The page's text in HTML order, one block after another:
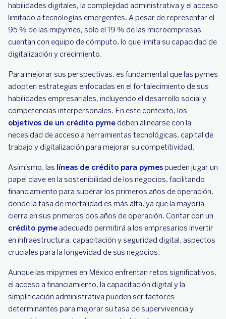
habilidades digitales, la complejidad administrativa y el acceso
limitado a tecnologías emergentes. A pesar de representar el
95 % de las mipymes, solo el 19 % de las microempresas
cuentan con equipo de cómputo, lo que limita su capacidad de
digitalización y crecimiento.
Para mejorar sus perspectivas, es fundamental que las pymes
adopten estrategias enfocadas en el fortalecimiento de sus
habilidades empresariales, incluyendo el desarrollo social y
competencias interpersonales. En este contexto, los
objetivos de un crédito pyme deben alinearse con la
necesidad de acceso a herramientas tecnológicas, capital de
trabajo y digitalización para mejorar su competitividad.
Asimismo, las líneas de crédito para pymespueden jugar un
papel clave en la sostenibilidad de los negocios, facilitando
financiamiento para superar los primeros años de operación,
donde la tasa de mortalidad es más alta, ya que la mayoría
cierra en sus primeros dos años de operación. Contar con un
crédito pyme adecuado permitirá a los empresarios invertir
en infraestructura, capacitación y seguridad digital, aspectos
cruciales para la longevidad de sus negocios.
Aunque las mipymes en México enfrentan retos significativos,
el acceso a financiamiento, la capacitación digital y la
simplificación administrativa pueden ser factores
determinantes para mejorar su tasa de supervivencia y